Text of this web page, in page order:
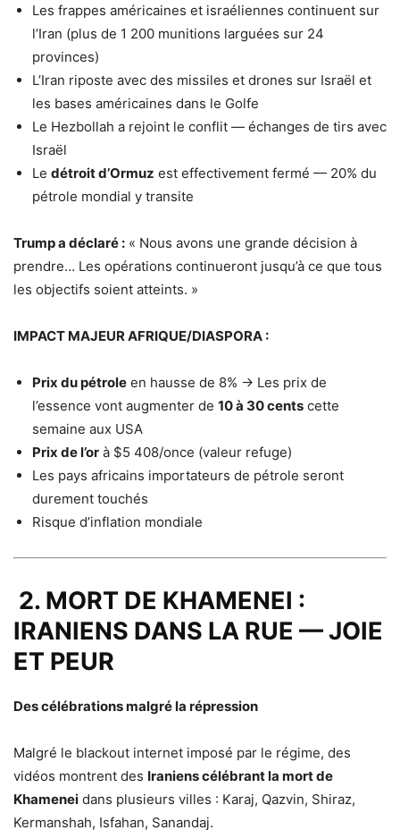
Les frappes américaines et israéliennes continuent sur
l’Iran (plus de 1 200 munitions larguées sur 24
provinces)
L’Iran riposte avec des missiles et drones sur Israël et
les bases américaines dans le Golfe
Le Hezbollah a rejoint le conflit — échanges de tirs avec
Israël
Le détroit d’Ormuz est effectivement fermé — 20% du
pétrole mondial y transite
Trump a déclaré : « Nous avons une grande décision à
prendre… Les opérations continueront jusqu’à ce que tous
les objectifs soient atteints. »
IMPACT MAJEUR AFRIQUE/DIASPORA :
Prix du pétrole en hausse de 8% → Les prix de
l’essence vont augmenter de 10 à 30 cents cette
semaine aux USA
Prix de l’or à $5 408/once (valeur refuge)
Les pays africains importateurs de pétrole seront
durement touchés
Risque d’inflation mondiale
2. MORT DE KHAMENEI :
IRANIENS DANS LA RUE — JOIE
ET PEUR
Des célébrations malgré la répression
Malgré le blackout internet imposé par le régime, des
vidéos montrent des Iraniens célébrant la mort de
Khamenei dans plusieurs villes : Karaj, Qazvin, Shiraz,
Kermanshah, Isfahan, Sanandaj.